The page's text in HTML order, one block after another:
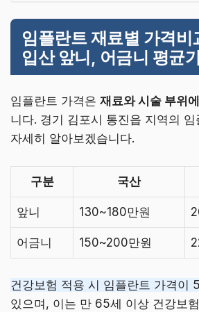
임플란트 재료별 가격비
입산 앞니, 어금니 평균
임플란트 가격은 재료와 시술 부위
니다. 경기 김포시 통진읍 지역의
자세히 알아보겠습니다.
구분 국산
앞니 130~180만원
어금니 150~200만원
건강보험 적용 시 임플란트 가격이
있으며, 이는 만 65세 이상 건강보